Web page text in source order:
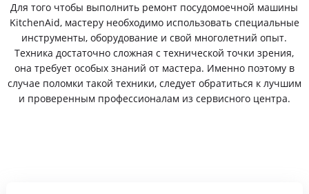
Для того чтобы выполнить ремонт посудомоечной машины
KitchenAid, мастеру необходимо использовать специальные
инструменты, оборудование и свой многолетний опыт.
Техника достаточно сложная с технической точки зрения,
она требует особых знаний от мастера. Именно поэтому в
случае поломки такой техники, следует обратиться к лучшим
и проверенным профессионалам из сервисного центра.